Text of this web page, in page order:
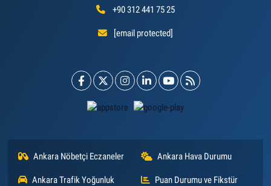
+90 312 441 75 25
[email protected]
Ankara Nöbetçi Eczaneler Ankara Hava Durumu
Ankara Trafik Yoğunluk
Puan Durumu ve Fikstür